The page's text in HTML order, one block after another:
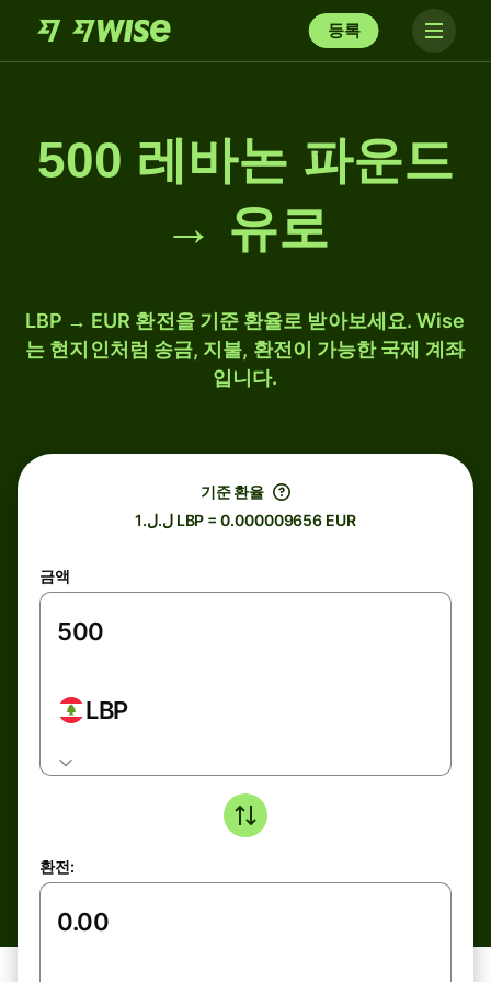
등록
500 레바논 파운드
→ 유로
LBP → EUR 환전을 기준 환율로 받아보세요. Wise
는 현지인처럼 송금, 지불, 환전이 가능한 국제 계좌
입니다.
기준 환율
ل.ل.1 LBP = 0.000009656 EUR
금액
LBP
환전: